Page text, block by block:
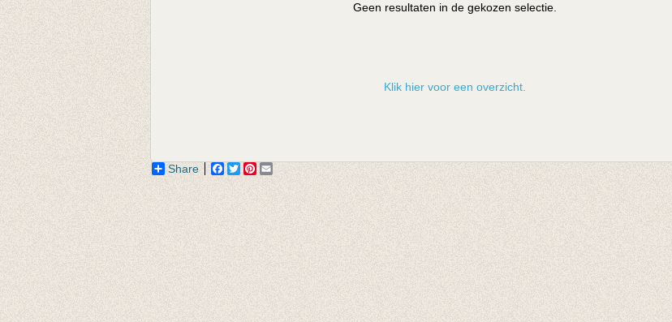
Geen resultaten in de gekozen selectie.
Klik hier voor een overzicht.
Share Facebook
TwitterPinterest